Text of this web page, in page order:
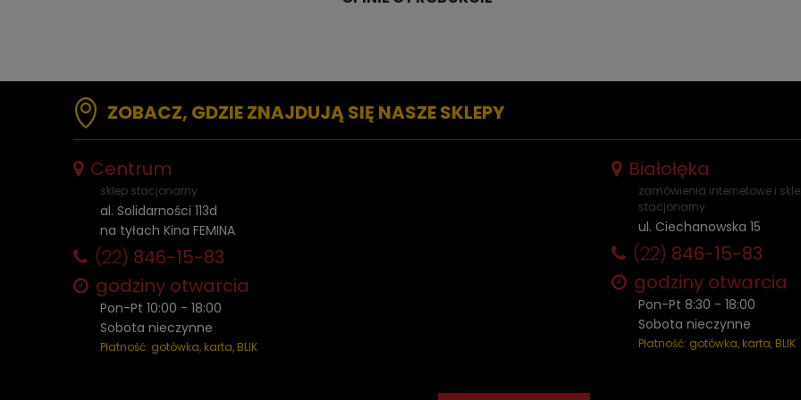
ZOBACZ, GDZIE ZNAJDUJĄ SIĘ NASZE SKLEPY
Centrum
sklep stacjonarny
al. Solidarności 113d
na tyłach Kina FEMINA
(22) 846-15-83
godziny otwarcia
Pon-Pt 10:00 - 18:00
Sobota nieczynne
Płatność: gotówka, karta, BLIK
Białołęka
zamówienia internetowe i
stacjonarny
ul. Ciechanowska 15
(22) 846-15-83
godziny otwarcia
Pon-Pt 8:30 - 18:00
Sobota nieczynne
Płatność: gotówka, karta, BLIK